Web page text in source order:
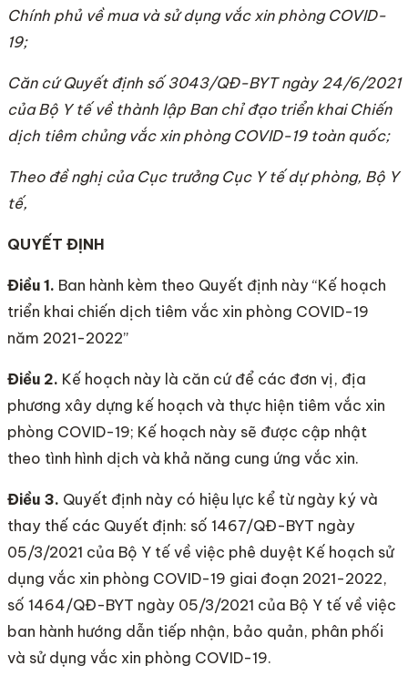
Chính phủ về mua và sử dụng vắc xin phòng COVID-
19;
Căn cứ Quyết định số 3043/QĐ-BYT ngày 24/6/2021
của Bộ Y tế về thành lập Ban chỉ đạo triển khai Chiến
dịch tiêm chủng vắc xin phòng COVID-19 toàn quốc;
Theo đề nghị của Cục trưởng Cục Y tế dự phòng, Bộ Y
tế,
QUYẾT ĐỊNH
Điều 1. Ban hành kèm theo Quyết định này “Kế hoạch
triển khai chiến dịch tiêm vắc xin phòng COVID-19
năm 2021-2022”
Điều 2. Kế hoạch này là căn cứ để các đơn vị, địa
phương xây dựng kế hoạch và thực hiện tiêm vắc xin
phòng COVID-19; Kế hoạch này sẽ được cập nhật
theo tình hình dịch và khả năng cung ứng vắc xin.
Điều 3. Quyết định này có hiệu lực kể từ ngày ký và
thay thế các Quyết định: số 1467/QĐ-BYT ngày
05/3/2021 của Bộ Y tế về việc phê duyệt Kế hoạch sử
dụng vắc xin phòng COVID-19 giai đoạn 2021-2022,
số 1464/QĐ-BYT ngày 05/3/2021 của Bộ Y tế về việc
ban hành hướng dẫn tiếp nhận, bảo quản, phân phối
và sử dụng vắc xin phòng COVID-19.